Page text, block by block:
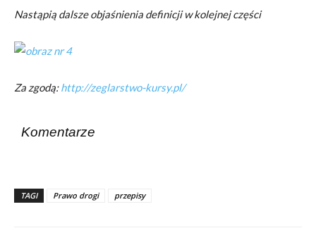
Nastąpią dalsze objaśnienia definicji w kolejnej części
Za zgodą:http://zeglarstwo-kursy.pl/
Komentarze
TAGI Prawo drogi przepisy